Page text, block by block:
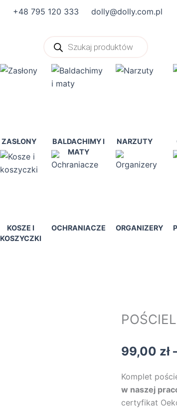
+48 795 120 333 dolly@dolly.com.pl
ZASŁONY
BALDACHIMY I
MATY
NARZUTY
KOSZE I
KOSZYCZKI
OCHRANIACZE ORGANIZERY
produktów
99,00 zł
Komplet
w naszej
certyfikat